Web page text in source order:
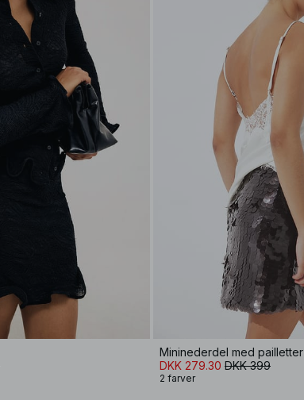
Mininederdel med pailletter
DKK 279.30 DKK 399
2 farver